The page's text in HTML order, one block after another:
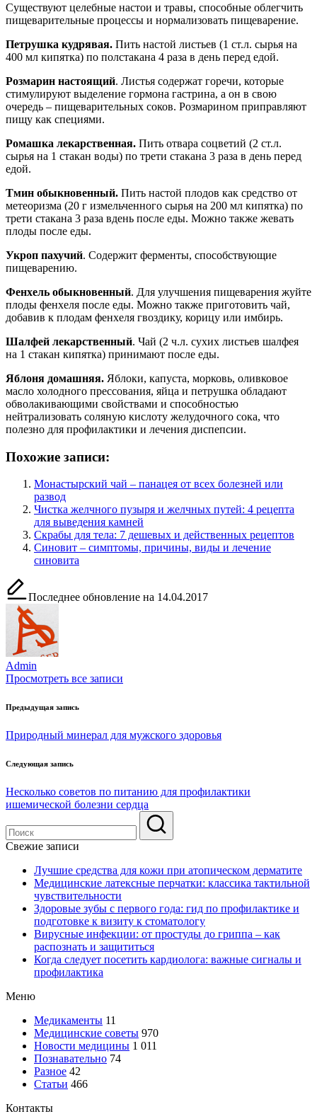
Существуют целебные настои и травы, способные облегчить
пищеварительные процессы и нормализовать пищеварение.
Петрушка кудрявая. Пить настой листьев (1 ст.л. сырья на
400 мл кипятка) по полстакана 4 раза в день перед едой.
Розмарин настоящий. Листья содержат горечи, которые
стимулируют выделение гормона гастрина, а он в свою
очередь – пищеварительных соков. Розмарином приправляют
пищу как специями.
Ромашка лекарственная. Пить отвара соцветий (2 ст.л.
сырья на 1 стакан воды) по трети стакана 3 раза в день перед
едой.
Тмин обыкновенный. Пить настой плодов как средство от
метеоризма (20 г измельченного сырья на 200 мл кипятка) по
трети стакана 3 раза вдень после еды. Можно также жевать
плоды после еды.
Укроп пахучий. Содержит ферменты, способствующие
пищеварению.
Фенхель обыкновенный. Для улучшения пищеварения жуйте
плоды фенхеля после еды. Можно также приготовить чай,
добавив к плодам фенхеля гвоздику, корицу или имбирь.
Шалфей лекарственный. Чай (2 ч.л. сухих листьев шалфея
на 1 стакан кипятка) принимают после еды.
Яблоня домашняя. Яблоки, капуста, морковь, оливковое
масло холодного прессования, яйца и петрушка обладают
обволакивающими свойствами и способностью
нейтрализовать соляную кислоту желудочного сока, что
полезно для профилактики и лечения диспепсии.
Похожие записи:
Монастырский чай – панацея от всех болезней или
развод
Чистка желчного пузыря и желчных путей: 4 рецепта
для выведения камней
Скрабы для тела: 7 дешевых и действенных рецептов
Синовит – симптомы, причины, виды и лечение
синовита
Последнее обновление на 14.04.2017
Admin
Просмотреть все записи
Навигация
по
Предыдущая запись
Природный минерал для мужского здоровья
Следующая запись
Несколько советов по питанию для профилактики
ишемической болезни сердца
Свежие записи
Лучшие средства для кожи при атопическом дерматите
Медицинские латексные перчатки: классика тактильной
чувствительности
Здоровые зубы с первого года: гид по профилактике и
подготовке к визиту к стоматологу
Вирусные инфекции: от простуды до гриппа – как
распознать и защититься
Когда следует посетить кардиолога: важные сигналы и
профилактика
Меню
Медикаменты 11
Медицинские советы 970
Новости медицины 1 011
Познавательно 74
Разное 42
Статьи 466
Контакты